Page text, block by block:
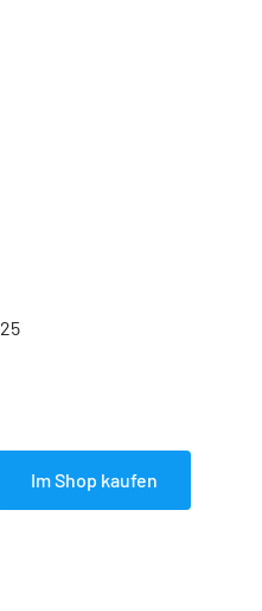
Im Shop kaufen